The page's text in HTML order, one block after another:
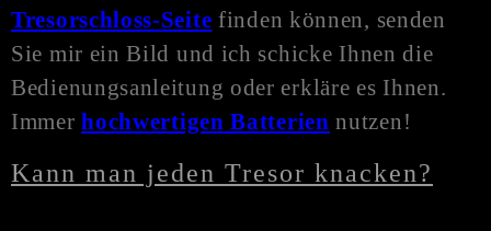
Tresorschloss-Seite finden können, senden
Sie mir ein Bild und ich schicke Ihnen die
Bedienungsanleitung oder erkläre es Ihnen.
Immerhochwertigen Batterien nutzen!
Kann man jeden Tresor knacken?